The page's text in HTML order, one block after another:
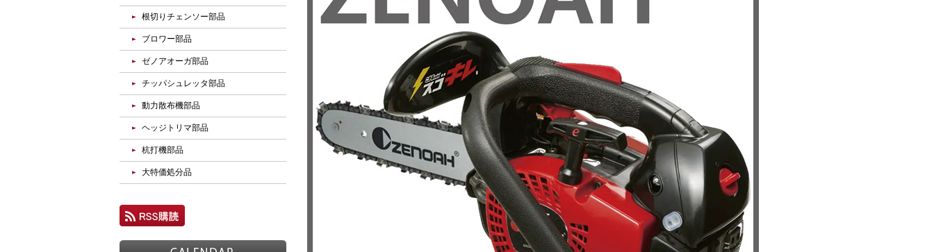
根切りチェンソー部品
ブロワー部品
ゼノアオーガ部品
チッパシュレッタ部品
動力散布機部品
ヘッジトリマ部品
杭打機部品
大特価処分品